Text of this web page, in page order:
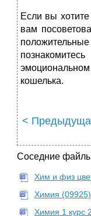
Если вы
вам
кошелька.
<
Соседние
Хим и физ
Химия
Химия 1 курс